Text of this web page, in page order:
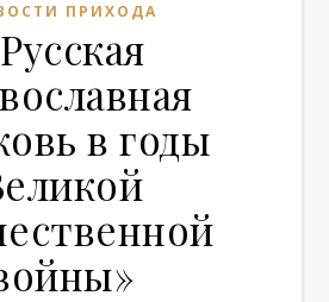
ПРИХОДА
в годы